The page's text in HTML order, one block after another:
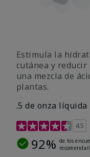
Estimula la
cutánea y
una mezcla de
plantas.
.5 de onza líquida
Calificación de 4.5
92% de los